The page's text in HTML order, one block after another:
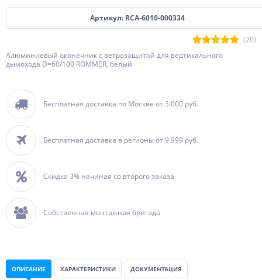
Артикул: RCA-6010-000334
(20)
Алюминиевый оконечник с ветрозащитой для вертикального
дымохода D=60/100 ROMMER, белый
Бесплатная доставка по Москве от 3 000 руб.
Бесплатная доставка в регионы от 9 999 руб.
Скидка 3% начиная со второго заказа
Собственная монтажная бригада
ОПИСАНИЕ ХАРАКТЕРИСТИКИ ДОКУМЕНТАЦИЯ